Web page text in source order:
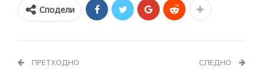
Сподели
ПРЕТХОДНО СЛЕДНО